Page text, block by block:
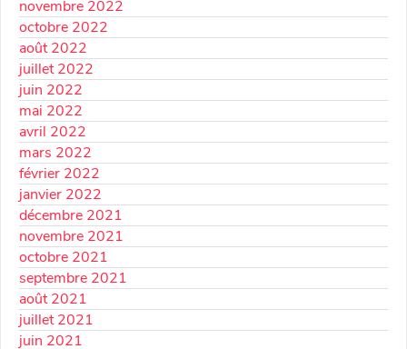
novembre 2022
octobre 2022
août 2022
juillet 2022
juin 2022
mai 2022
avril 2022
mars 2022
février 2022
janvier 2022
décembre 2021
novembre 2021
octobre 2021
septembre 2021
août 2021
juillet 2021
juin 2021